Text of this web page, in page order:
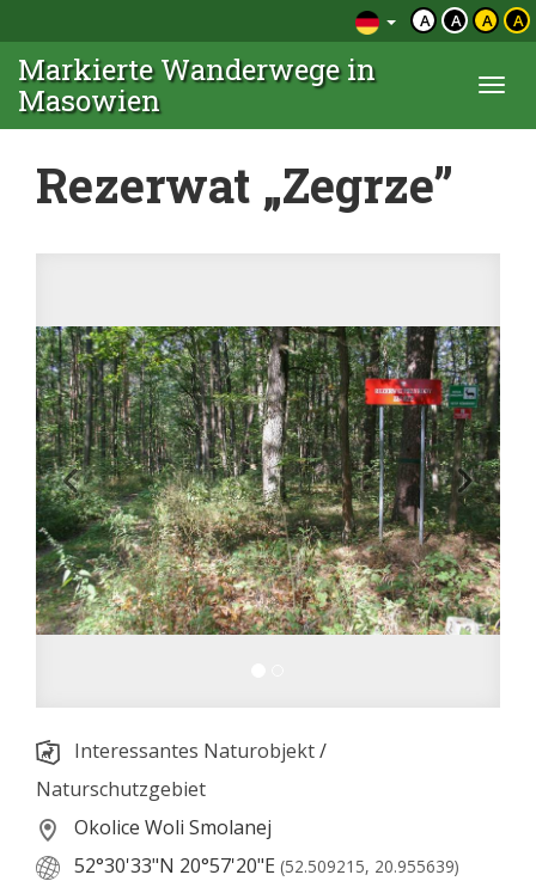
A A A A
Markierte Wanderwege in
Masowien
Rezerwat „Zegrze”
Interessantes Naturobjekt/
Naturschutzgebiet
Okolice Woli Smolanej
52°30'33"N 20°57'20"E (52.509215, 20.955639)